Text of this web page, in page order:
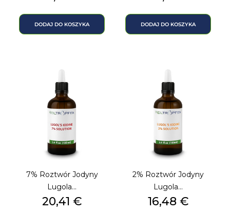
DODAJ DO KOSZYKA DODAJ DO KOSZYKA
7% Roztwór Jodyny
Lugola...
Cena
20,41 €
2% Roztwór Jodyny
Lugola...
Cena
16,48 €